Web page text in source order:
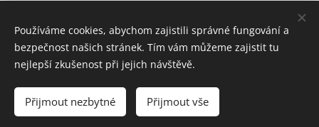
Používáme cookies, abychom zajistili správné fungování a
bezpečnost našich stránek. Tím vám můžeme zajistit tu
nejlepší zkušenost při jejich návštěvě.
Přijmout nezbytné Přijmout vše